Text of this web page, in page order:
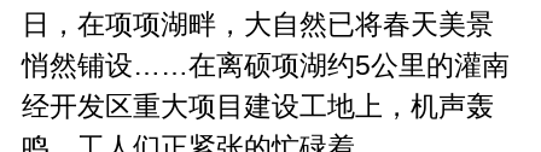
日，在项项湖畔，大自然已将春天美景
悄然铺设……在离硕项湖约5公里的灌南
经开发区重大项目建设工地上，机声轰